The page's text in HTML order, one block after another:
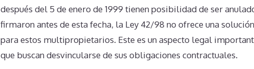
después del 5 de enero de 1999 tienen posibilidad de ser
firmaron antes de esta fecha, la Ley 42/98 no ofrece una
para estos multipropietarios. Este es un aspecto legal
que buscan desvincularse de sus obligaciones contractuales.